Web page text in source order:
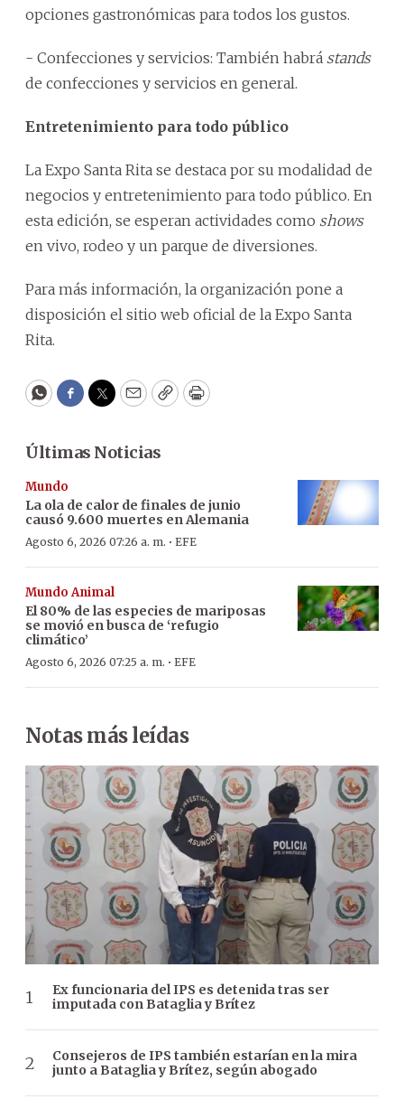
opciones gastronómicas para todos los gustos.
- Confecciones y servicios: También habrá stands
de confecciones y servicios en general.
Entretenimiento para todo público
La Expo Santa Rita se destaca por su modalidad de
negocios y entretenimiento para todo público. En
esta edición, se esperan actividades como shows
en vivo, rodeo y un parque de diversiones.
Para más información, la organización pone a
disposición el sitio web oficial de la Expo Santa
Rita.
WhatsApp
Facebook
Twitter
EmailCopyPrint
Últimas Noticias
Mundo
La ola de calor de finales de junio
causó 9.600 muertes en Alemania
Agosto 6, 2026 07:26 a. m. · EFE
Mundo Animal
El 80% de las especies de mariposas
se movió en busca de ‘refugio
climático’
Agosto 6, 2026 07:25 a. m. · EFE
Notas más leídas
Ex funcionaria del IPS es detenida tras ser
imputada con Bataglia y Brítez
Consejeros de IPS también estarían en la mira
junto a Bataglia y Brítez, según abogado